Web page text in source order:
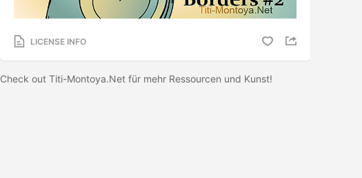
LICENSE INFO
Check out Titi-Montoya.Net für mehr Ressourcen und Kunst!